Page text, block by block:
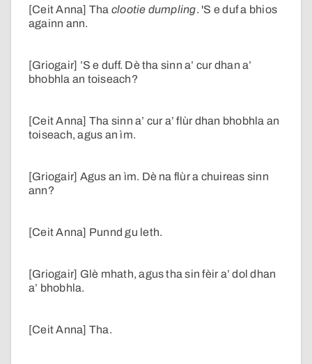
[Ceit Anna] Tha clootie dumpling. 'S e duf a bhios
againn ann.
[Griogair] ’S e duff. Dè tha sinn a’ cur dhan a’
bhobhla an toiseach?
[Ceit Anna] Tha sinn a’ cur a’ flùr dhan bhobhla an
toiseach, agus an ìm.
[Griogair] Agus an ìm. Dè na flùr a chuireas sinn
ann?
[Ceit Anna] Punnd gu leth.
[Griogair] Glè mhath, agus tha sin fèir a’ dol dhan
a’ bhobhla.
[Ceit Anna] Tha.